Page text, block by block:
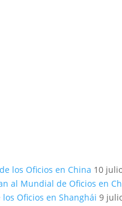
los Oficios en China 10
al Mundial de Oficios en
Oficios en Shanghái 9